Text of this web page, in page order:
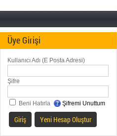
Üye Girişi
Kullanıcı Adı (E Posta Adresi)
Şifre
Beni Hatırla Şifremi Unuttum
Giriş Yeni Hesap Oluştur